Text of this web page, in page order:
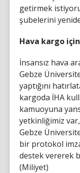
getirmek
şubelerini
Hava kargo
İnsansız hava
Gebze
yaptığını
kargoda İHA
kamuoyuna
yetkinliğimiz
Gebze
bir protokol
destek vererek
(Miliyet)